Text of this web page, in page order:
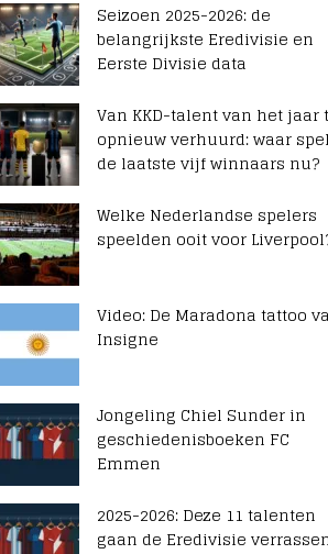
Seizoen 2025-2026: de
belangrijkste Eredivisie en
Eerste Divisie data
Van KKD-talent van het jaar
opnieuw verhuurd: waar
de laatste vijf winnaars nu?
Welke Nederlandse spelers
speelden ooit voor
Video: De Maradona tattoo
Insigne
Jongeling Chiel Sunder in
geschiedenisboeken FC
Emmen
2025-2026: Deze 11 talenten
gaan de Eredivisie